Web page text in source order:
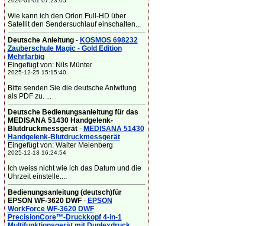
Wie kann ich den Orion Full-HD über
Satellit den Sendersuchlauf einschalten...
Deutsche Anleitung- KOSMOS 698232
Zauberschule Magic - Gold Edition
Mehrfarbig
Eingefügt von: Nils Münter
2025-12-25 15:15:40
Bitte senden Sie die deutsche Anlwitung
als PDF zu. ...
Deutsche Bedienungsanleitung für das
MEDISANA 51430 Handgelenk-
Blutdruckmessgerät- MEDISANA 51430
Handgelenk-Blutdruckmessgerät
Eingefügt von: Walter Meienberg
2025-12-13 16:24:54
Ich weiss nicht wie ich das Datum und die
Uhrzeit einstelle....
Bedienungsanleitung (deutsch)für
EPSON WF-3620 DWF- EPSON
WorkForce WF-3620 DWF
PrecisionCore™-Druckkopf 4-in-1